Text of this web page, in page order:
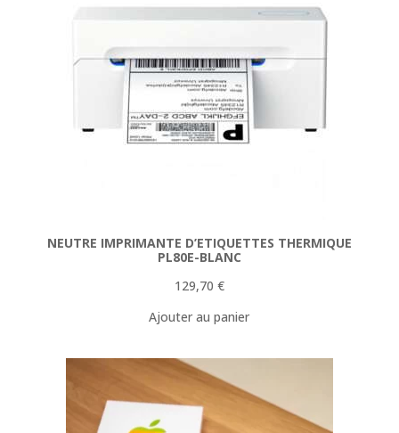
NEUTRE IMPRIMANTE D’ETIQUETTES THERMIQUE
PL80E-BLANC
129,70 €
Ajouter au panier